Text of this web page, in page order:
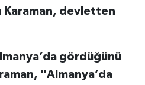
Karaman, devletten
gördüğünü
"Almanya’da